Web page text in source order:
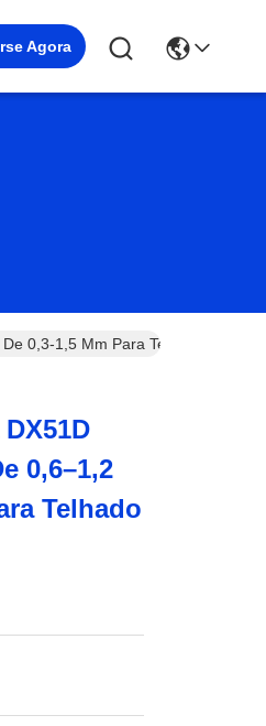
Agora
0,3-1,5 Mm Para Telhado Metálico
0,6–1,2
Telhado